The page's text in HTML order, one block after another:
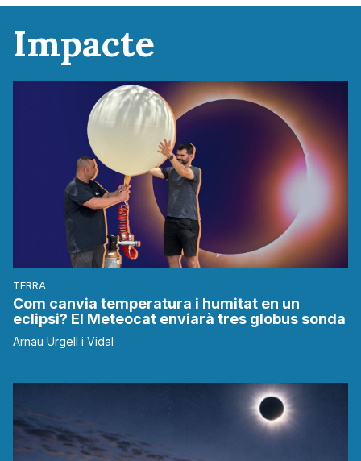
Impacte
TERRA
Com canvia temperatura i humitat en un
eclipsi? El Meteocat enviarà tres globus sonda
Arnau Urgell i Vidal